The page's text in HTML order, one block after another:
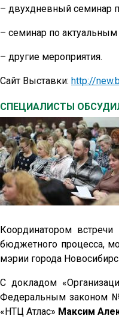
– двухдневный семинар
– семинар по
– другие мероприятия.
Сайт Выставки: http://
СПЕЦИАЛИСТЫ
Координатором встречи
бюджетного процесса,
мэрии города
С докладом
Федеральным законом №
«НТЦ Атлас» Максим